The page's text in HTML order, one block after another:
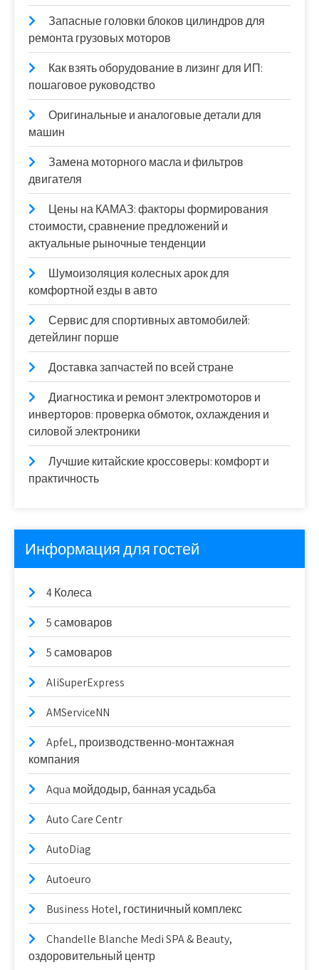
Запасные головки блоков цилиндров для
ремонта грузовых моторов
Как взять оборудование в лизинг для ИП:
пошаговое руководство
Оригинальные и аналоговые детали для
машин
Замена моторного масла и фильтров
двигателя
Цены на КАМАЗ: факторы формирования
стоимости, сравнение предложений и
актуальные рыночные тенденции
Шумоизоляция колесных арок для
комфортной езды в авто
Сервис для спортивных автомобилей:
детейлинг порше
Доставка запчастей по всей стране
Диагностика и ремонт электромоторов и
инверторов: проверка обмоток, охлаждения и
силовой электроники
Лучшие китайские кроссоверы: комфорт и
практичность
Информация для гостей
4 Колеса
5 самоваров
5 самоваров
AliSuperExpress
AMServiceNN
ApfeL, производственно-монтажная
компания
Aqua мойдодыр, банная усадьба
Auto Care Centr
AutoDiag
Autoeuro
Business Hotel, гостиничный комплекс
Chandelle Blanche Medi SPA & Beauty,
оздоровительный центр